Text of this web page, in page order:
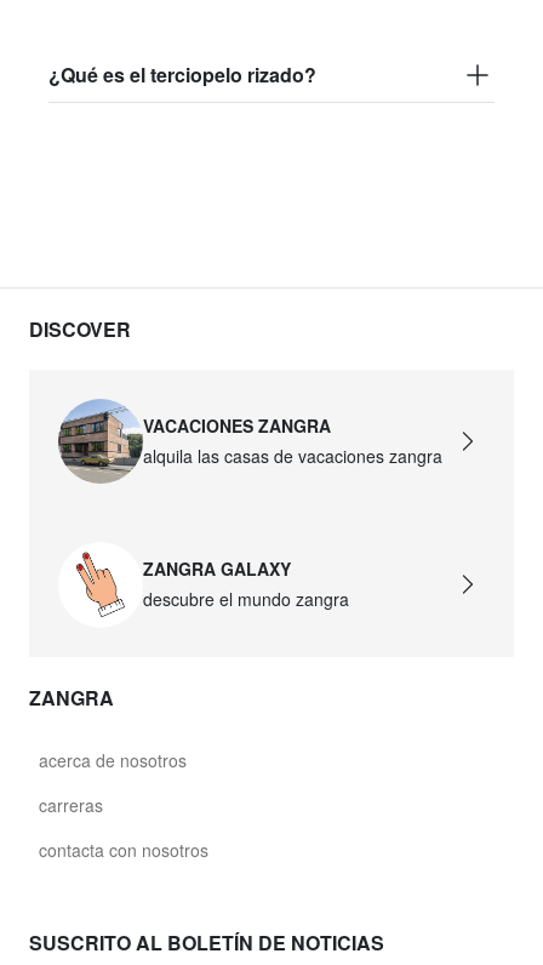
¿Qué es el terciopelo rizado?
DISCOVER
VACACIONES ZANGRA
alquila las casas de vacaciones zangra
ZANGRA GALAXY
descubre el mundo zangra
ZANGRA
acerca de nosotros
carreras
contacta con nosotros
SUSCRITO AL BOLETÍN DE NOTICIAS